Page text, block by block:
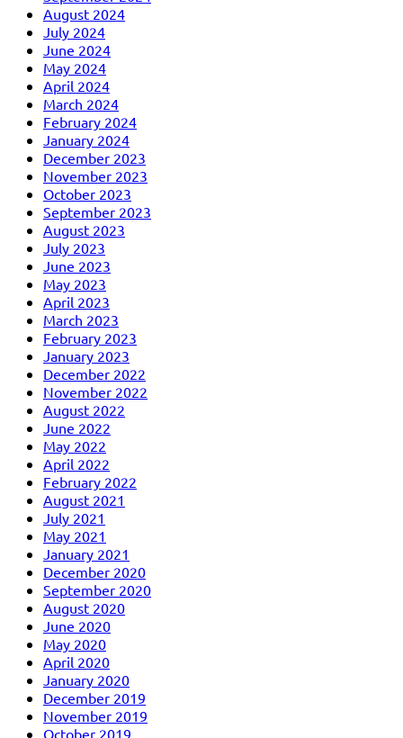
August 2024
July 2024
June 2024
May 2024
April 2024
March 2024
February 2024
January 2024
December 2023
November 2023
October 2023
September 2023
August 2023
July 2023
June 2023
May 2023
April 2023
March 2023
February 2023
January 2023
December 2022
November 2022
August 2022
June 2022
May 2022
April 2022
February 2022
August 2021
July 2021
May 2021
January 2021
December 2020
September 2020
August 2020
June 2020
May 2020
April 2020
January 2020
December 2019
November 2019
October 2019